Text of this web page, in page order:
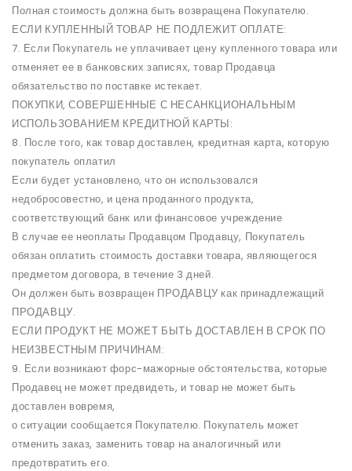
Полная стоимость должна быть возвращена Покупателю.
ЕСЛИ КУПЛЕННЫЙ ТОВАР НЕ ПОДЛЕЖИТ ОПЛАТЕ:
7. Если Покупатель не уплачивает цену купленного товара или
отменяет ее в банковских записях, товар Продавца
обязательство по поставке истекает.
ПОКУПКИ, СОВЕРШЕННЫЕ С НЕСАНКЦИОНАЛЬНЫМ
ИСПОЛЬЗОВАНИЕМ КРЕДИТНОЙ КАРТЫ:
8. После того, как товар доставлен, кредитная карта, которую
покупатель оплатил
Если будет установлено, что он использовался
недобросовестно, и цена проданного продукта,
соответствующий банк или финансовое учреждение
В случае ее неоплаты Продавцом Продавцу, Покупатель
обязан оплатить стоимость доставки товара, являющегося
предметом договора, в течение 3 дней.
Он должен быть возвращен ПРОДАВЦУ как принадлежащий
ПРОДАВЦУ.
ЕСЛИ ПРОДУКТ НЕ МОЖЕТ БЫТЬ ДОСТАВЛЕН В СРОК ПО
НЕИЗВЕСТНЫМ ПРИЧИНАМ:
9. Если возникают форс-мажорные обстоятельства, которые
Продавец не может предвидеть, и товар не может быть
доставлен вовремя,
о ситуации сообщается Покупателю. Покупатель может
отменить заказ, заменить товар на аналогичный или
предотвратить его.